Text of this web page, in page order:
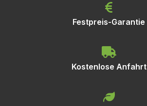
Festpreis-Garantie
Kostenlose Anfahrt